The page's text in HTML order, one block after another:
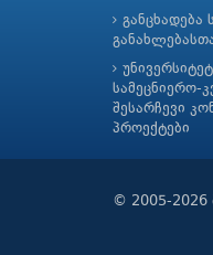
განცხადება
სამეცნიერო-
შესარჩევი
პროექტები
© 2005-2026